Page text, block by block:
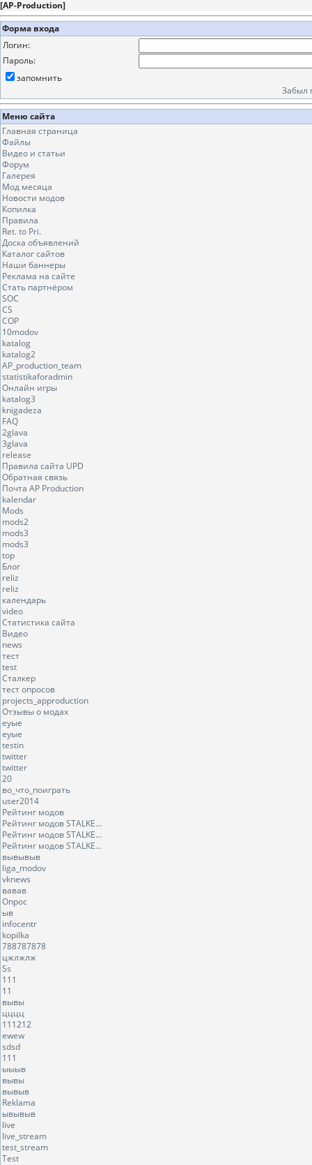
[AP-Production]
Форма входа
Логин:
Пароль:
запомнить
Забыл
Меню сайта
Главная страница
Файлы
Видео и статьи
Форум
Галерея
Мод месяца
Новости модов
Копилка
Правила
Ret. to Pri.
Доска объявлений
Каталог сайтов
Наши баннеры
Реклама на сайте
Стать партнёром
SOC
CS
COP
10modov
katalog
katalog2
AP_production_team
statistikaforadmin
Онлайн игры
katalog3
knigadeza
FAQ
2glava
3glava
release
Правила сайта UPD
Обратная связь
Почта AP Production
kalendar
Mods
mods2
mods3
mods3
top
Блог
reliz
reliz
календарь
video
Статистика сайта
Видео
news
тест
test
Сталкер
тест опросов
projects_approduction
Отзывы о модах
еуые
еуые
testin
twitter
twitter
20
во_что_поиграть
user2014
Рейтинг модов
Рейтинг модов STALKE...
Рейтинг модов STALKE...
Рейтинг модов STALKE...
вывывыв
liga_modov
vknews
вавав
Опрос
ыв
infocentr
kopilka
788787878
цжлжлж
Ss
111
11
вывы
цццц
111212
ewew
sdsd
111
ыыыв
вывы
вывыв
Reklama
ывывыв
live
live_stream
test_stream
Test